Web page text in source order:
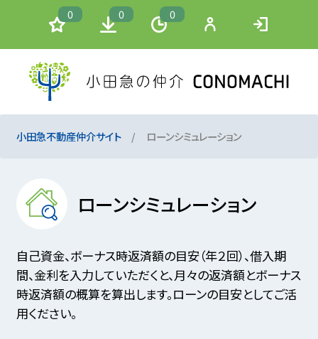
0 0 0
小田急不動産仲介サイト ローンシミュレーション
ローンシミュレーション
自己資金、ボーナス時返済額の目安（年２回）、借入期
間、金利を入力していただくと、月々の返済額とボーナス
時返済額の概算を算出します。ローンの目安としてご活
用ください。